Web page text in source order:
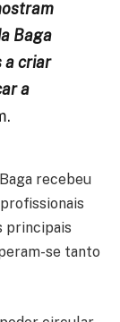
Baga
a criar
a
recebeu
principais
se tanto